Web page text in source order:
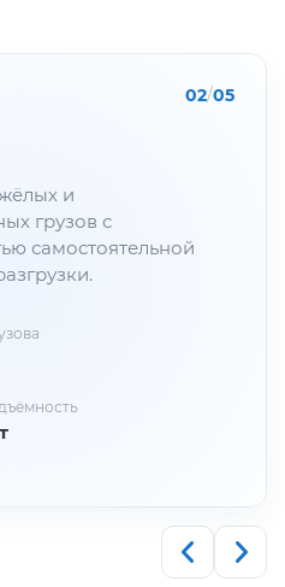
02/05
и
грузов с
самостоятельной